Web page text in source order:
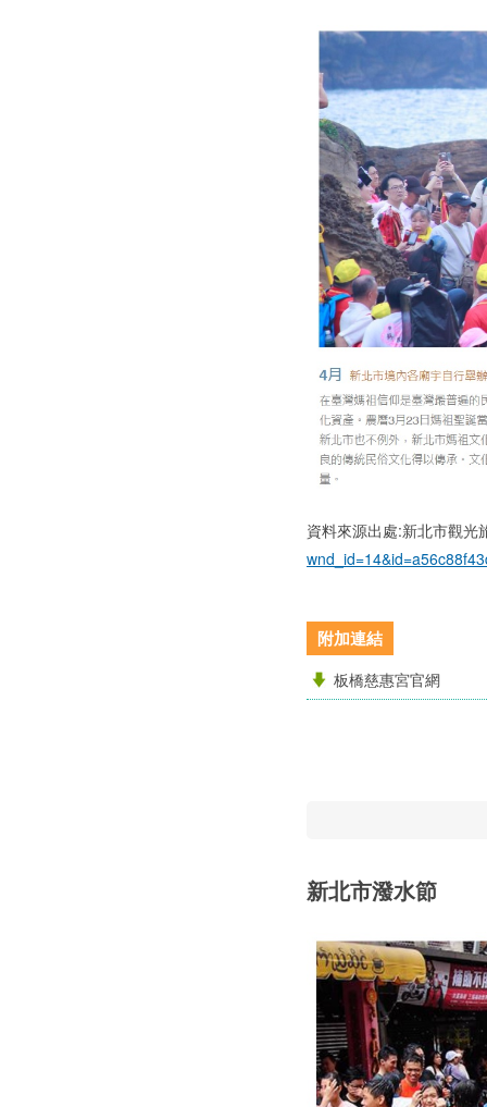
資料來源出處:新北市觀光
附加連結
板橋慈惠宮官網
新北市潑水節